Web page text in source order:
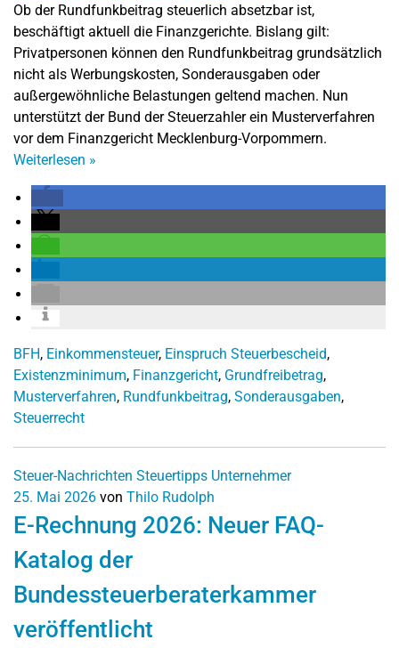
Ob der Rundfunkbeitrag steuerlich absetzbar ist,
beschäftigt aktuell die Finanzgerichte. Bislang gilt:
Privatpersonen können den Rundfunkbeitrag grundsätzlich
nicht als Werbungskosten, Sonderausgaben oder
außergewöhnliche Belastungen geltend machen. Nun
unterstützt der Bund der Steuerzahler ein Musterverfahren
vor dem Finanzgericht Mecklenburg-Vorpommern.
Weiterlesen »
BFH, Einkommensteuer, Einspruch Steuerbescheid,
Existenzminimum, Finanzgericht, Grundfreibetrag,
Musterverfahren, Rundfunkbeitrag, Sonderausgaben,
Steuerrecht
Steuer-Nachrichten Steuertipps Unternehmer
25. Mai 2026 von Thilo Rudolph
E-Rechnung 2026: Neuer FAQ-
Katalog der
Bundessteuerberaterkammer
veröffentlicht